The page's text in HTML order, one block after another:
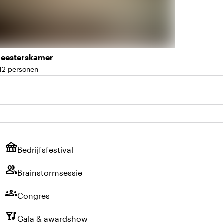
personen
festivalBedrijfsfestival
groupBrainstormsessie
groupsCongres
nightlifeGala & awardshow